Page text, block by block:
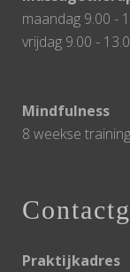
maandag 9.00 -
vrijdag 9.00 -
Mindfulness
8 weekse training
Praktijkadres